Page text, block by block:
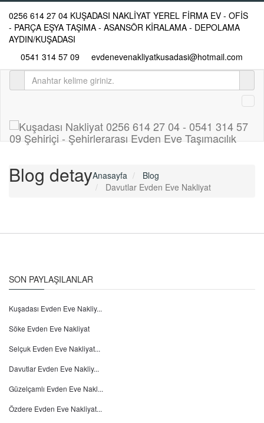
0256 614 27 04 KUŞADASI NAKLİYAT YEREL FİRMA EV - OFİS
- PARÇA EŞYA TAŞIMA - ASANSÖR KİRALAMA - DEPOLAMA
AYDIN/KUŞADASI
0541 314 57 09
evdenevenakliyatkusadasi@hotmail.com
Blog detayAnasayfa
Blog
Davutlar Evden Eve Nakliyat
SON PAYLAŞILANLAR
Kuşadası Evden Eve Nakliy...
Söke Evden Eve Nakliyat
Selçuk Evden Eve Nakliyat...
Davutlar Evden Eve Nakliy...
Güzelçamlı Evden Eve Nakl...
Özdere Evden Eve Nakliyat...